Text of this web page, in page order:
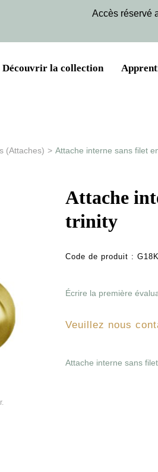
Accès réservé
Découvrir la collection
(Attaches) > Attache interne sans filet
Attache
trinity
Code de produit :
Écrire la première
Veuillez nous
Attache interne sans